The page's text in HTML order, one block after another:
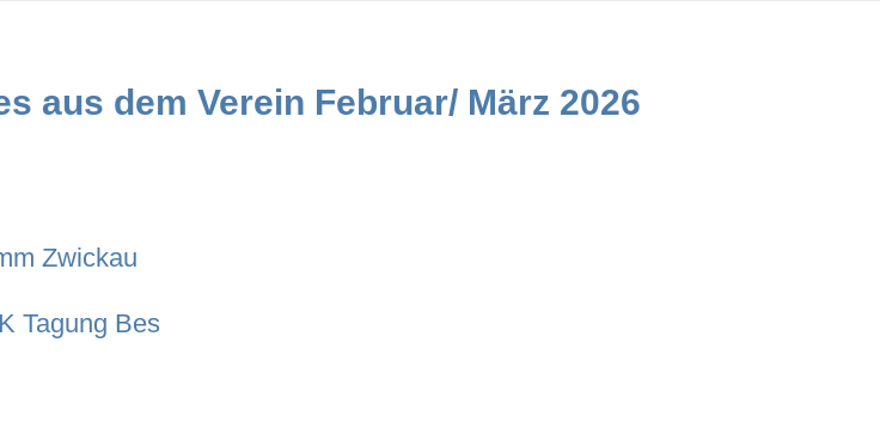
aus dem Verein Februar/ März 2026
Zwickau
Tagung Bes